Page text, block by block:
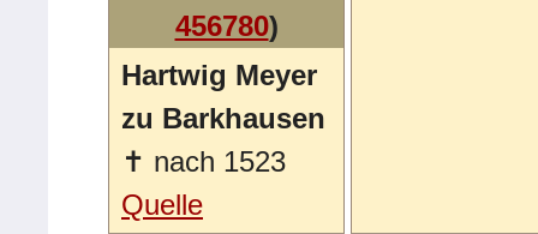
456780)
Hartwig Meyer
zu Barkhausen
✝ nach 1523
Quelle